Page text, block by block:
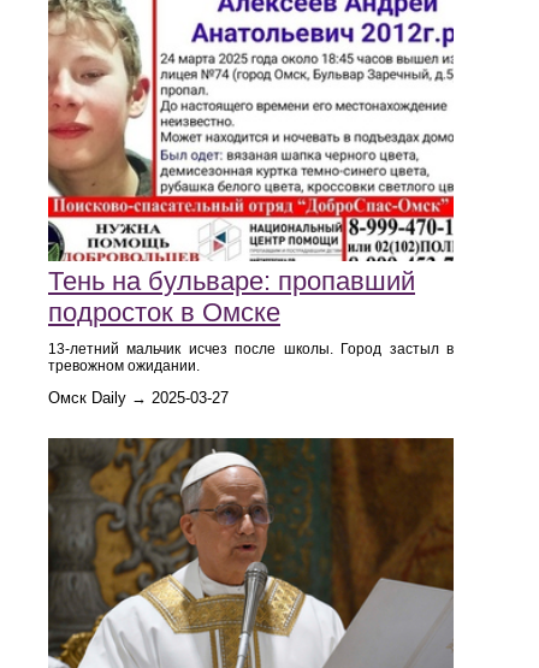
Тень на бульваре: пропавший
подросток в Омске
13-летний мальчик исчез после школы. Город застыл в
тревожном ожидании.
Омск Daily → 2025-03-27